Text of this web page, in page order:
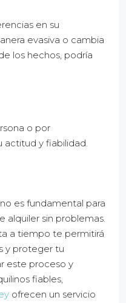
en su
evasiva o cambia
los hechos, podría
o por
actitud y fiabilidad.
es fundamental para
alquiler sin problemas.
a tiempo te permitirá
y proteger tu
este proceso y
fiables,
ofrecen un servicio